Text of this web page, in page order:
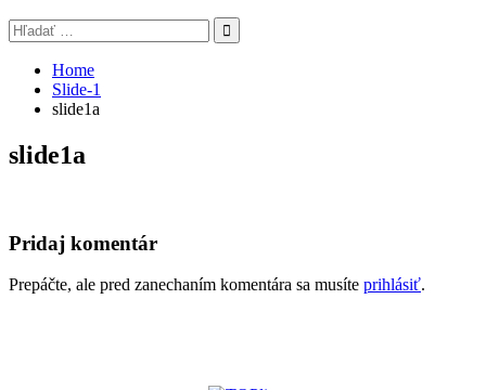
Search
for:
Home
Slide-1
slide1a
slide1a
Pridaj komentár
Prepáčte, ale pred zanechaním komentára sa musíte prihlásiť.